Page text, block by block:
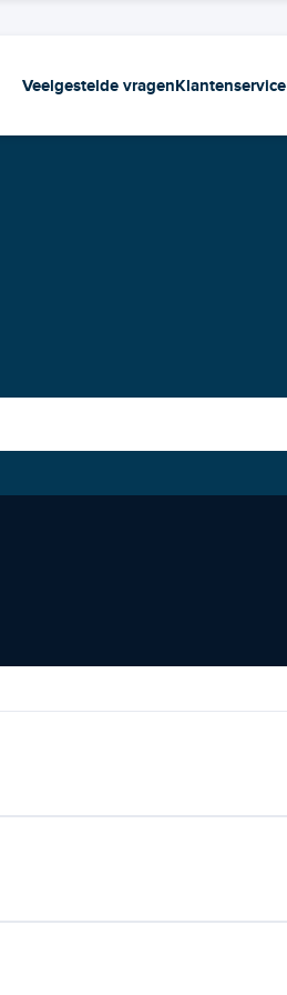
Veelgestelde vragenKlantenservice